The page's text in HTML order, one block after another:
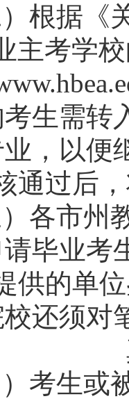
据《关
主考学
生需转
，以便
通过后
市州教
毕业考
供的单
还须对
生或被